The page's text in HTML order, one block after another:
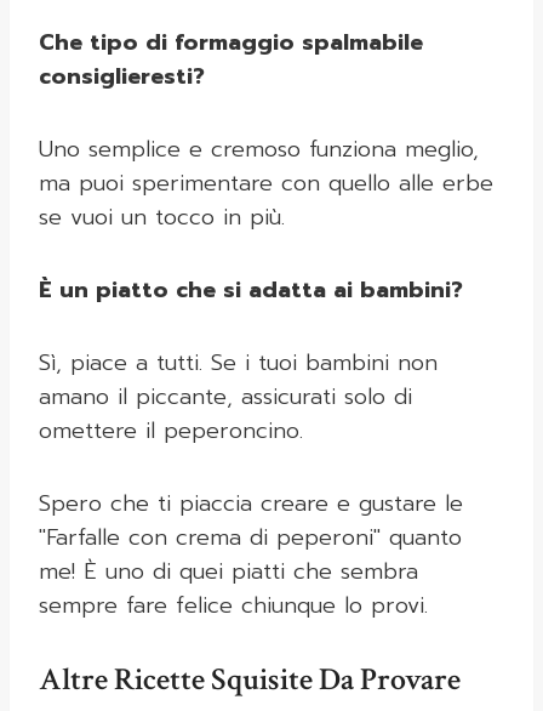
Che tipo di formaggio spalmabile
consiglieresti?
Uno semplice e cremoso funziona meglio,
ma puoi sperimentare con quello alle erbe
se vuoi un tocco in più.
È un piatto che si adatta ai bambini?
Sì, piace a tutti. Se i tuoi bambini non
amano il piccante, assicurati solo di
omettere il peperoncino.
Spero che ti piaccia creare e gustare le
"Farfalle con crema di peperoni" quanto
me! È uno di quei piatti che sembra
sempre fare felice chiunque lo provi.
Altre Ricette Squisite Da Provare